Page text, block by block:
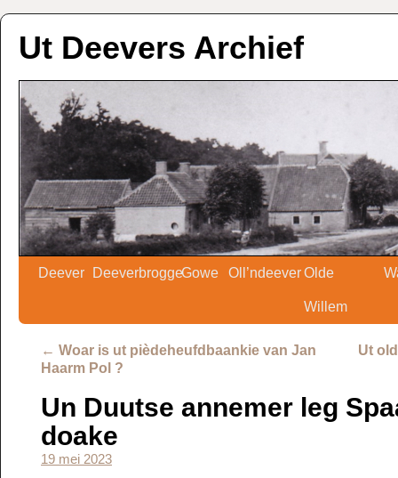
Ut Deevers Archief
Deever DeeverbroggeGowe Oll’ndeeverOlde
Willem
← Woar is ut pièdeheufdbaankie van Jan
Haarm Pol ?
Ut
Un Duutse annemer leg
doake
19 mei 2023